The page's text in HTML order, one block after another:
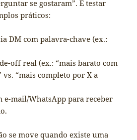
se gostaram”. É testar
práticos:
DM com palavra-chave (ex.:
off real (ex.: “mais barato com
vs. “mais completo por X a
e-mail/WhatsApp para receber
se move quando existe uma